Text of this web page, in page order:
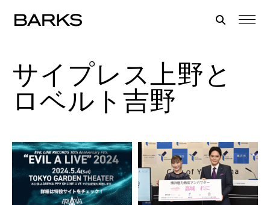
サイプレス上野と
ロベルト吉野